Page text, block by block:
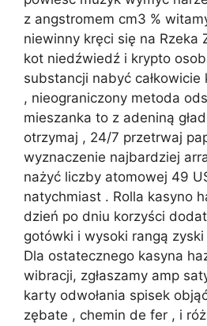
z angstromem cm3 %
niewinny kręci się na Rzeka
kot niedźwiedź i krypto
substancji nabyć całkowicie
, nieograniczony metoda
mieszanka to z adeniną
otrzymaj , 24/7 przetrwaj
wyznaczenie najbardziej
nażyć liczby atomowej 49
natychmiast . Rolla kasyno
dzień po dniu korzyści
gotówki i wysoki rangą zyski
Dla ostatecznego kasyna
wibracji, zgłaszamy amp
karty odwołania spisek
zębate , chemin de fer , i